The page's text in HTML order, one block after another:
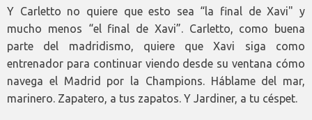
Y Carletto no quiere que esto sea “la final de Xavi" y
mucho menos “el final de Xavi”. Carletto, como buena
parte del madridismo, quiere que Xavi siga como
entrenador para continuar viendo desde su ventana cómo
navega el Madrid por la Champions. Háblame del mar,
marinero. Zapatero, a tus zapatos. Y Jardiner, a tu céspet.